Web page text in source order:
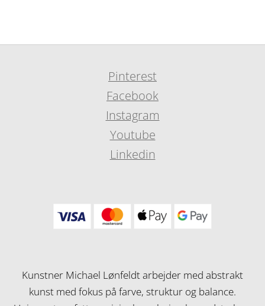
Pinterest
Facebook
Instagram
Youtube
Linkedin
Kunstner Michael Lønfeldt arbejder med abstrakt
kunst med fokus på farve, struktur og balance.